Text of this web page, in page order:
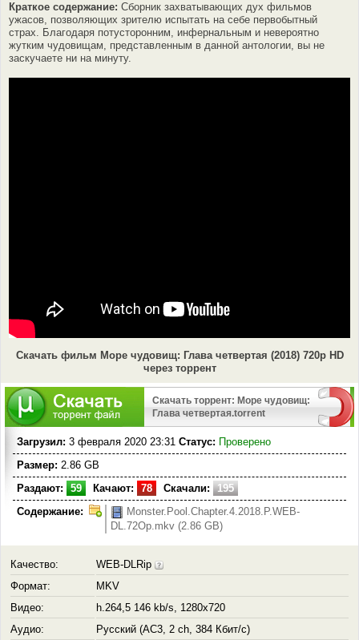
Краткое содержание: Сборник захватывающих дух фильмов
ужасов, позволяющих зрителю испытать на себе первобытный
страх. Благодаря потусторонним, инфернальным и невероятно
жутким чудовищам, представленным в данной антологии, вы не
заскучаете ни на минуту.
Скачать фильм Море чудовищ: Глава четвертая (2018) 720p HD
через торрент
Скачать торрент: Море чудовищ:
Глава четвертая.torrent
Загрузил: 3 февраля 2020 23:31 Статус: Проверено
Размер: 2.86 GB
Раздают:
59 Качают: 78 Скачали:
195
Содержание:
Monster.Pool.Chapter.4.2018.P.WEB-
DL.72Op.mkv (2.86 GB)
Качество:
WEB-DLRip
Формат:
MKV
Видео:
h.264,5 146 kb/s, 1280x720
Аудио:
Русский (AC3, 2 ch, 384 Кбит/с)